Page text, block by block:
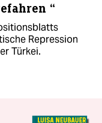
“
Repression
Türkei.